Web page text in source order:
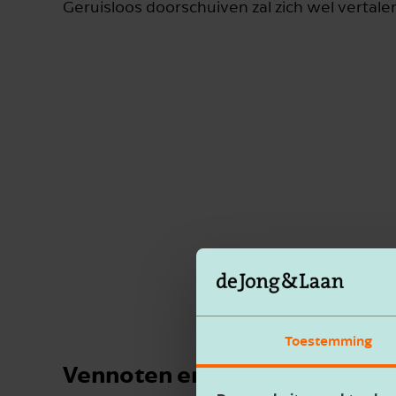
Toestemming
Geruisloos doorschuiven zal zich wel
Vennoten en werknemers